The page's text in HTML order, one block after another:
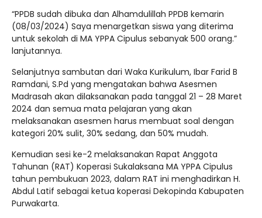
“PPDB sudah dibuka dan Alhamdulillah PPDB kemarin
(08/03/2024) Saya menargetkan siswa yang diterima
untuk sekolah di MA YPPA Cipulus sebanyak 500 orang.”
lanjutannya.
Selanjutnya sambutan dari Waka Kurikulum, Ibar Farid B
Ramdani, S.Pd yang mengatakan bahwa Asesmen
Madrasah akan dilaksanakan pada tanggal 21 – 28 Maret
2024 dan semua mata pelajaran yang akan
melaksanakan asesmen harus membuat soal dengan
kategori 20% sulit, 30% sedang, dan 50% mudah.
Kemudian sesi ke-2 melaksanakan Rapat Anggota
Tahunan (RAT) Koperasi Sukalaksana MA YPPA Cipulus
tahun pembukuan 2023, dalam RAT ini menghadirkan H.
Abdul Latif sebagai ketua koperasi Dekopinda Kabupaten
Purwakarta.